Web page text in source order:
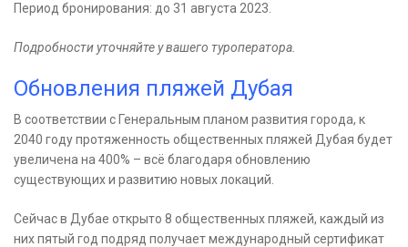
Период бронирования: до 31 августа 2023.
Подробности уточняйте у вашего туроператора.
Обновления пляжей Дубая
В соответствии с Генеральным планом развития города, к
2040 году протяженность общественных пляжей Дубая будет
увеличена на 400% – всё благодаря обновлению
существующих и развитию новых локаций.
Сейчас в Дубае открыто 8 общественных пляжей, каждый из
них пятый год подряд получает международный сертификат